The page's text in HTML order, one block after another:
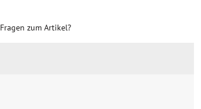
Fragen zum Artikel?